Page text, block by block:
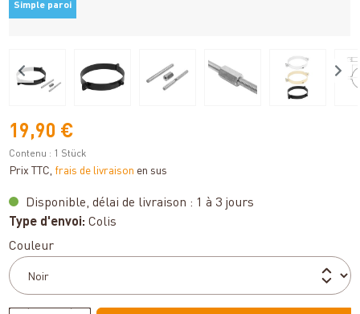
Simple paroi
19,90 €
Contenu : 1 Stück
Prix TTC, frais de livraison en sus
Disponible, délai de livraison : 1 à 3 jours
Type d'envoi: Colis
Sélectionnez
Couleur